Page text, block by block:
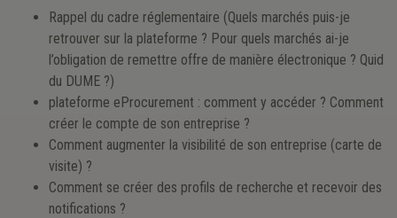
Rappel du cadre réglementaire (Quels marchés puis-je
retrouver sur la plateforme ? Pour quels marchés ai-je
l’obligation de remettre offre de manière électronique ? Quid
du DUME ?)
plateforme eProcurement : comment y accéder ? Comment
créer le compte de son entreprise ?
Comment augmenter la visibilité de son entreprise (carte de
visite) ?
Comment se créer des profils de recherche et recevoir des
notifications ?